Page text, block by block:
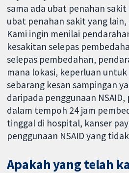
sama ada ubat penahan sakit
ubat penahan sakit yang
Kami ingin menilai
kesakitan selepas
selepas pembedahan,
mana lokasi, keperluan
sebarang kesan sampingan
daripada penggunaan
dalam tempoh 24 jam
tinggal di hospital, kanser
penggunaan NSAID yang
Apakah yang telah